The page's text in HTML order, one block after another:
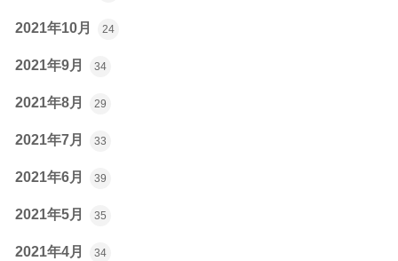
2021年10月 24
2021年9月 34
2021年8月 29
2021年7月 33
2021年6月 39
2021年5月 35
2021年4月 34